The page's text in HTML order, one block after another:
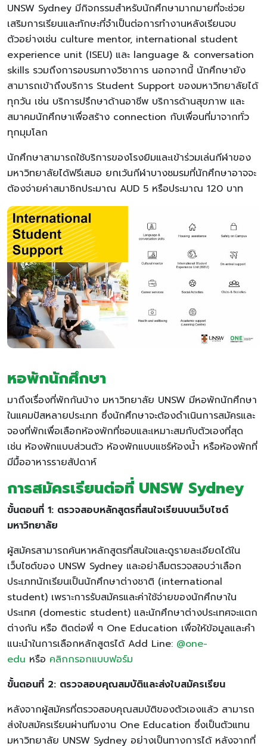
UNSW Sydney มีกิจกรรมสำหรับนักศึกษามากมายที่จะช่วย
เสริมการเรียนและทักษะที่จำเป็นต่อการทำงานหลังเรียนจบ
ตัวอย่างเช่น culture mentor, international student
experience unit (ISEU) และ language & conversation
skills รวมถึงการอบรมทางวิชาการ นอกจากนี้ นักศึกษายัง
สามารถเข้าถึงบริการ Student Support ของมหาวิทยาลัยได้
ทุกวัน เช่น บริการปรึกษาด้านอาชีพ บริการด้านสุขภาพ และ
สมาคมนักศึกษาเพื่อสร้าง connection กับเพื่อนที่มาจากทั่ว
ทุกมุมโลก
นักศึกษาสามารถใช้บริการของโรงยิมและเข้าร่วมเล่นกีฬาของ
มหาวิทยาลัยได้ฟรีเสมอ ยกเว้นกีฬาบางชมรมที่นักศึกษาอาจจะ
ต้องจ่ายค่าสมาชิกประมาณ AUD 5 หรือประมาณ 120 บาท
หอพักนักศึกษา
มาถึงเรื่องที่พักกันบ้าง มหาวิทยาลัย UNSW มีหอพักนักศึกษา
ในแคมปัสหลายประเภท ซึ่งนักศึกษาจะต้องดำเนินการสมัครและ
จองที่พักเพื่อเลือกห้องพักที่ชอบและเหมาะสมกับตัวเองที่สุด
เช่น ห้องพักแบบส่วนตัว ห้องพักแบบแชร์ห้องน้ำ หรือห้องพักที่
มีมื้ออาหารรายสัปดาห์
การสมัครเรียนต่อที่ UNSW Sydney
ขั้นตอนที่ 1: ตรวจสอบหลักสูตรที่สนใจเรียนบนเว็บไซต์
มหาวิทยาลัย
ผู้สมัครสามารถค้นหาหลักสูตรที่สนใจและดูรายละเอียดได้ใน
เว็บไซต์ของ UNSW Sydney และอย่าลืมตรวจสอบว่าเลือก
ประเภทนักเรียนเป็นนักศึกษาต่างชาติ (international
student) เพราะการรับสมัครและค่าใช้จ่ายของนักศึกษาใน
ประเทศ (domestic student) และนักศึกษาต่างประเทศจะแตก
ต่างกัน หรือ ติดต่อพี่ ๆ One Education เพื่อให้ข้อมูลและคำ
แนะนำในการเลือกหลักสูตรได้ Add Line: @one-
edu หรือ คลิกกรอกแบบฟอร์ม
ขั้นตอนที่ 2: ตรวจสอบคุณสมบัติและส่งใบสมัครเรียน
หลังจากผู้สมัครที่ตรวจสอบคุณสมบัติของตัวเองแล้ว สามารถ
ส่งใบสมัครเรียนผ่านทีมงาน One Education ซึ่งเป็นตัวแทน
มหาวิทยาลัย UNSW Sydney อย่างเป็นทางการได้ หลังจากที่